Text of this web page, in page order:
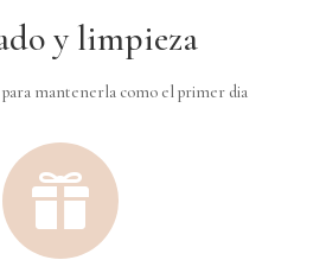
y limpieza
para mantenerla como el primer dia
